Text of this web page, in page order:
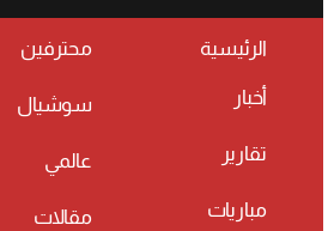
الرئيسية
أخبار
تقارير
مباريات
محترفين
سوشيال
عالمي
مقالات